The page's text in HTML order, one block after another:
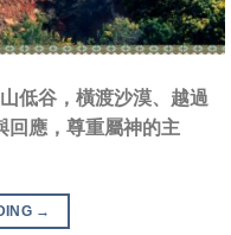
低谷，橫渡沙漠、越過
回應，尊重屬神的主
→